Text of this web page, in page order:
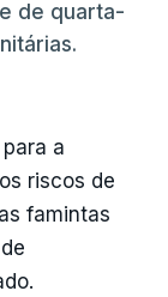
de quarta-
a
riscos de
famintas